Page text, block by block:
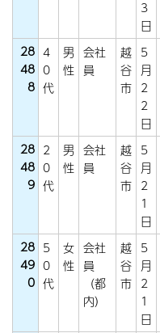
3
日
28
48
8
4
0
代
男
性
会社
員
越
谷
市
5
月
2
2
日
28
48
9
2
0
代
男
性
会社
員
越
谷
市
5
月
2
1
日
28
49
0
5
0
代
女
性
会社
員
（都
内）
越
谷
市
5
月
2
1
日